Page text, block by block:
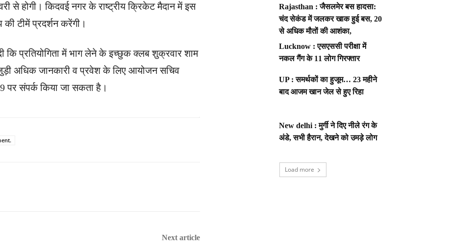
से होगी। किदवई नगर के राष्ट्रीय क्रिकेट मैदान में इस
की टीमें प्रदर्शन करेंगी।
कि प्रतियोगिता में भाग लेने के इच्छुक क्लब शुक्रवार शाम
अधिक जानकारी व प्रवेश के लिए आयोजन सचिव
पर संपर्क किया जा सकता है।
Next article
Rajasthan : जैसलमेर बस हादसा:
चंद सेकंड में जलकर खाक हुई बस, 20
से अधिक मौतों की आशंका,
Lucknow : एसएससी परीक्षा में
नकल गैंग के 11 लोग गिरफ्तार
UP : समर्थकों का हुजूम… 23 महीने
बाद आजम खान जेल से हुए रिहा
New delhi : मुर्गी ने दिए नीले रंग के
अंडे, सभी हैरान, देखने को उमड़े लोग
Load more